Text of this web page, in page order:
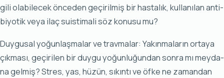
gi­li ola­bi­le­cek ön­ce­den ge­çi­ril­miş bir has­ta­lık, kul­la­nı­lan an­ti­
bi­yo­tik ve­ya ilaç su­is­ti­ma­li söz ko­nu­su mu?
Duy­gu­sal yo­ğun­laş­ma­lar ve trav­ma­lar: Ya­kın­ma­la­rın or­ta­ya
çık­ma­sı, ge­çi­ri­len bir duy­gu yo­ğun­lu­ğun­dan son­ra mı mey­da­
na gel­miş? Stres, yas, hü­zün, sı­kın­tı ve öf­ke ne za­man­dan